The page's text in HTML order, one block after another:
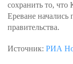
сохранить то, что
Ереване начались
правительства.
Источник: РИА